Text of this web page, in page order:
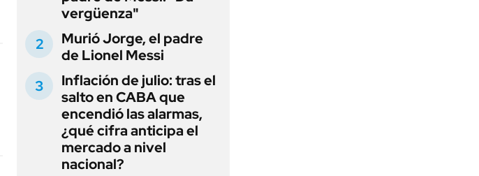
vergüenza"
Murió Jorge, el padre
de Lionel Messi
Inflación de julio: tras el
salto en CABA que
encendió las alarmas,
¿qué cifra anticipa el
mercado a nivel
nacional?